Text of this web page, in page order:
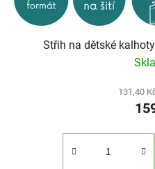
Střih na dětské
131,40